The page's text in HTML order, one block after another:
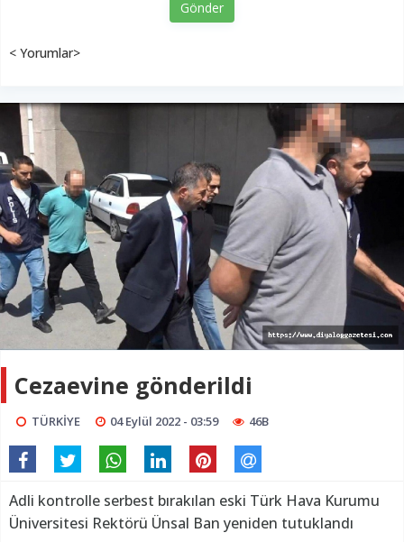
Gönder
< Yorumlar>
Cezaevine gönderildi
TÜRKİYE 04 Eylül 2022 - 03:59 46B
Adli kontrolle serbest bırakılan eski Türk Hava Kurumu
Üniversitesi Rektörü Ünsal Ban yeniden tutuklandı